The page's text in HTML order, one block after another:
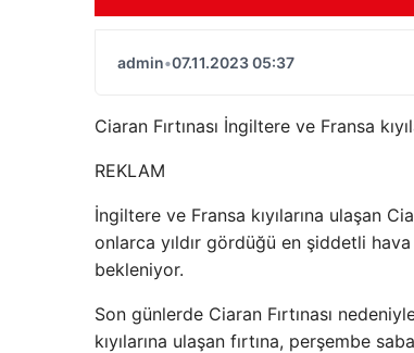
admin•07.11.2023 05:37
Ciaran Fırtınası İngiltere ve Fransa
REKLAM
İngiltere ve Fransa kıyılarına ulaşan
onlarca yıldır gördüğü en şiddetli hava
bekleniyor.
Son günlerde Ciaran Fırtınası
kıyılarına ulaşan fırtına, perşembe